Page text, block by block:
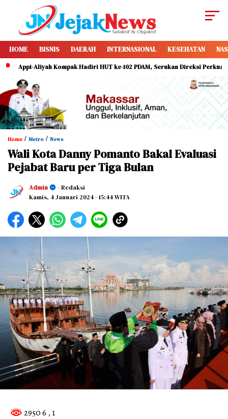
HOME BISNIS DAERAH INTERNASIONAL KESEHATAN
Appi-Aliyah Kompak Hadiri HUT ke-102 PDAM, Serukan Direksi Perkuat
Home / Metro / News
Wali Kota Danny Pomanto Bakal Evaluasi
Pejabat Baru per Tiga Bulan
Admin
- Redaksi
Kamis, 4 Januari 2024- 15:44 WITA
2950 6 , 1